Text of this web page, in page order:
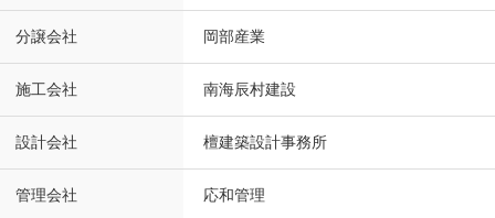
分譲会社 岡部産業
施工会社 南海辰村建設
設計会社 檀建築設計事務所
管理会社 応和管理